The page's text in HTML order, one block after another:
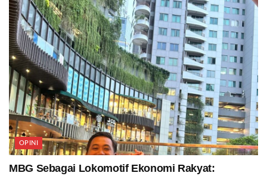
OPINI
MBG Sebagai Lokomotif Ekonomi Rakyat: